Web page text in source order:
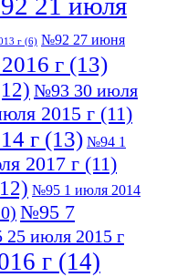
г (6) №92 27 июня
г (13)
№93 30 июля
2015 г (11)
г (13) №94 1
2017 г (11)
№95 1 июля 2014
№95 7
июля 2015 г
г (14)